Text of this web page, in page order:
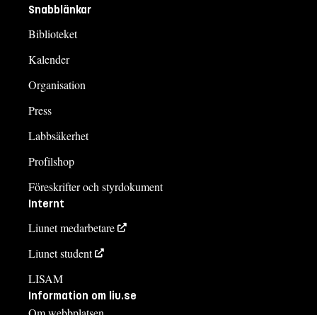
Snabblänkar
Biblioteket
Kalender
Organisation
Press
Labbsäkerhet
Profilshop
Föreskrifter och styrdokument
Internt
Liunet medarbetare
Liunet student
LISAM
Information om liu.se